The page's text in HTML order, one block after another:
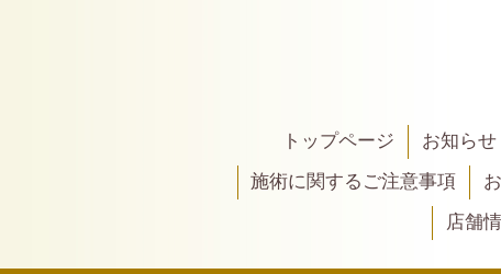
トップページ お知らせ
施術に関するご注意事項
店舗